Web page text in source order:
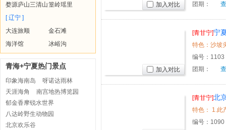
婺源庐山三清山篁岭瑶里
[ 辽宁 ]
大连旅顺
金石滩
海洋馆
冰峪沟
青海+宁夏热门景点
印象海南岛
呀诺达雨林
天涯海角
南宫地热博览园
郁金香摩锐水世界
八达岭野生动物园
北京欢乐谷
团期：
加入对比
[青甘宁]宁
编号： 1103
团期：
加入对比
[青甘宁]北
编号： 1090